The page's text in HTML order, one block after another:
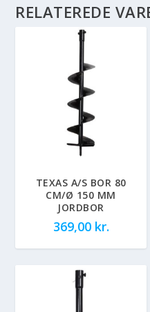
RELATEREDE
TEXAS A/S BOR 80
CM/Ø 150 MM
JORDBOR
369,00 kr.